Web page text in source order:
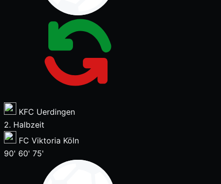
KFC Uerdingen
2. Halbzeit
FC Viktoria Köln
90' 60' 75'